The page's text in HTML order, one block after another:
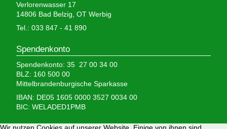
Verlorenwasser 17
14806 Bad Belzig, OT Werbig
Tel.: 033 847 - 41 890
Spendenkonto
Spendenkonto: 35 27 00 34 00
BLZ: 160 500 00
Mittelbrandenburgische Sparkasse
IBAN: DE05 1605 0000 3527 0034 00
BIC: WELADED1PMB